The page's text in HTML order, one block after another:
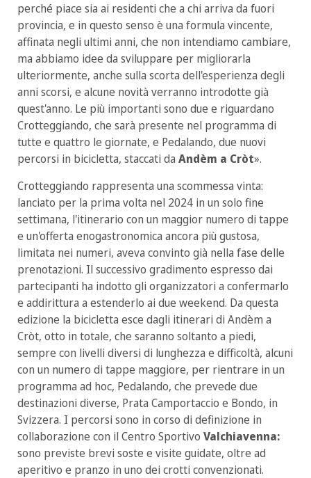
perché piace sia ai residenti che a chi arriva da fuori
provincia, e in questo senso è una formula vincente,
affinata negli ultimi anni, che non intendiamo cambiare,
ma abbiamo idee da sviluppare per migliorarla
ulteriormente, anche sulla scorta dell'esperienza degli
anni scorsi, e alcune novità verranno introdotte già
quest'anno. Le più importanti sono due e riguardano
Crotteggiando, che sarà presente nel programma di
tutte e quattro le giornate, e Pedalando, due nuovi
percorsi in bicicletta, staccati da Andèm a Cròt».
Crotteggiando rappresenta una scommessa vinta:
lanciato per la prima volta nel 2024 in un solo fine
settimana, l'itinerario con un maggior numero di tappe
e un'offerta enogastronomica ancora più gustosa,
limitata nei numeri, aveva convinto già nella fase delle
prenotazioni. Il successivo gradimento espresso dai
partecipanti ha indotto gli organizzatori a confermarlo
e addirittura a estenderlo ai due weekend. Da questa
edizione la bicicletta esce dagli itinerari di Andèm a
Cròt, otto in totale, che saranno soltanto a piedi,
sempre con livelli diversi di lunghezza e difficoltà, alcuni
con un numero di tappe maggiore, per rientrare in un
programma ad hoc, Pedalando, che prevede due
destinazioni diverse, Prata Camportaccio e Bondo, in
Svizzera. I percorsi sono in corso di definizione in
collaborazione con il Centro Sportivo Valchiavenna:
sono previste brevi soste e visite guidate, oltre ad
aperitivo e pranzo in uno dei crotti convenzionati.